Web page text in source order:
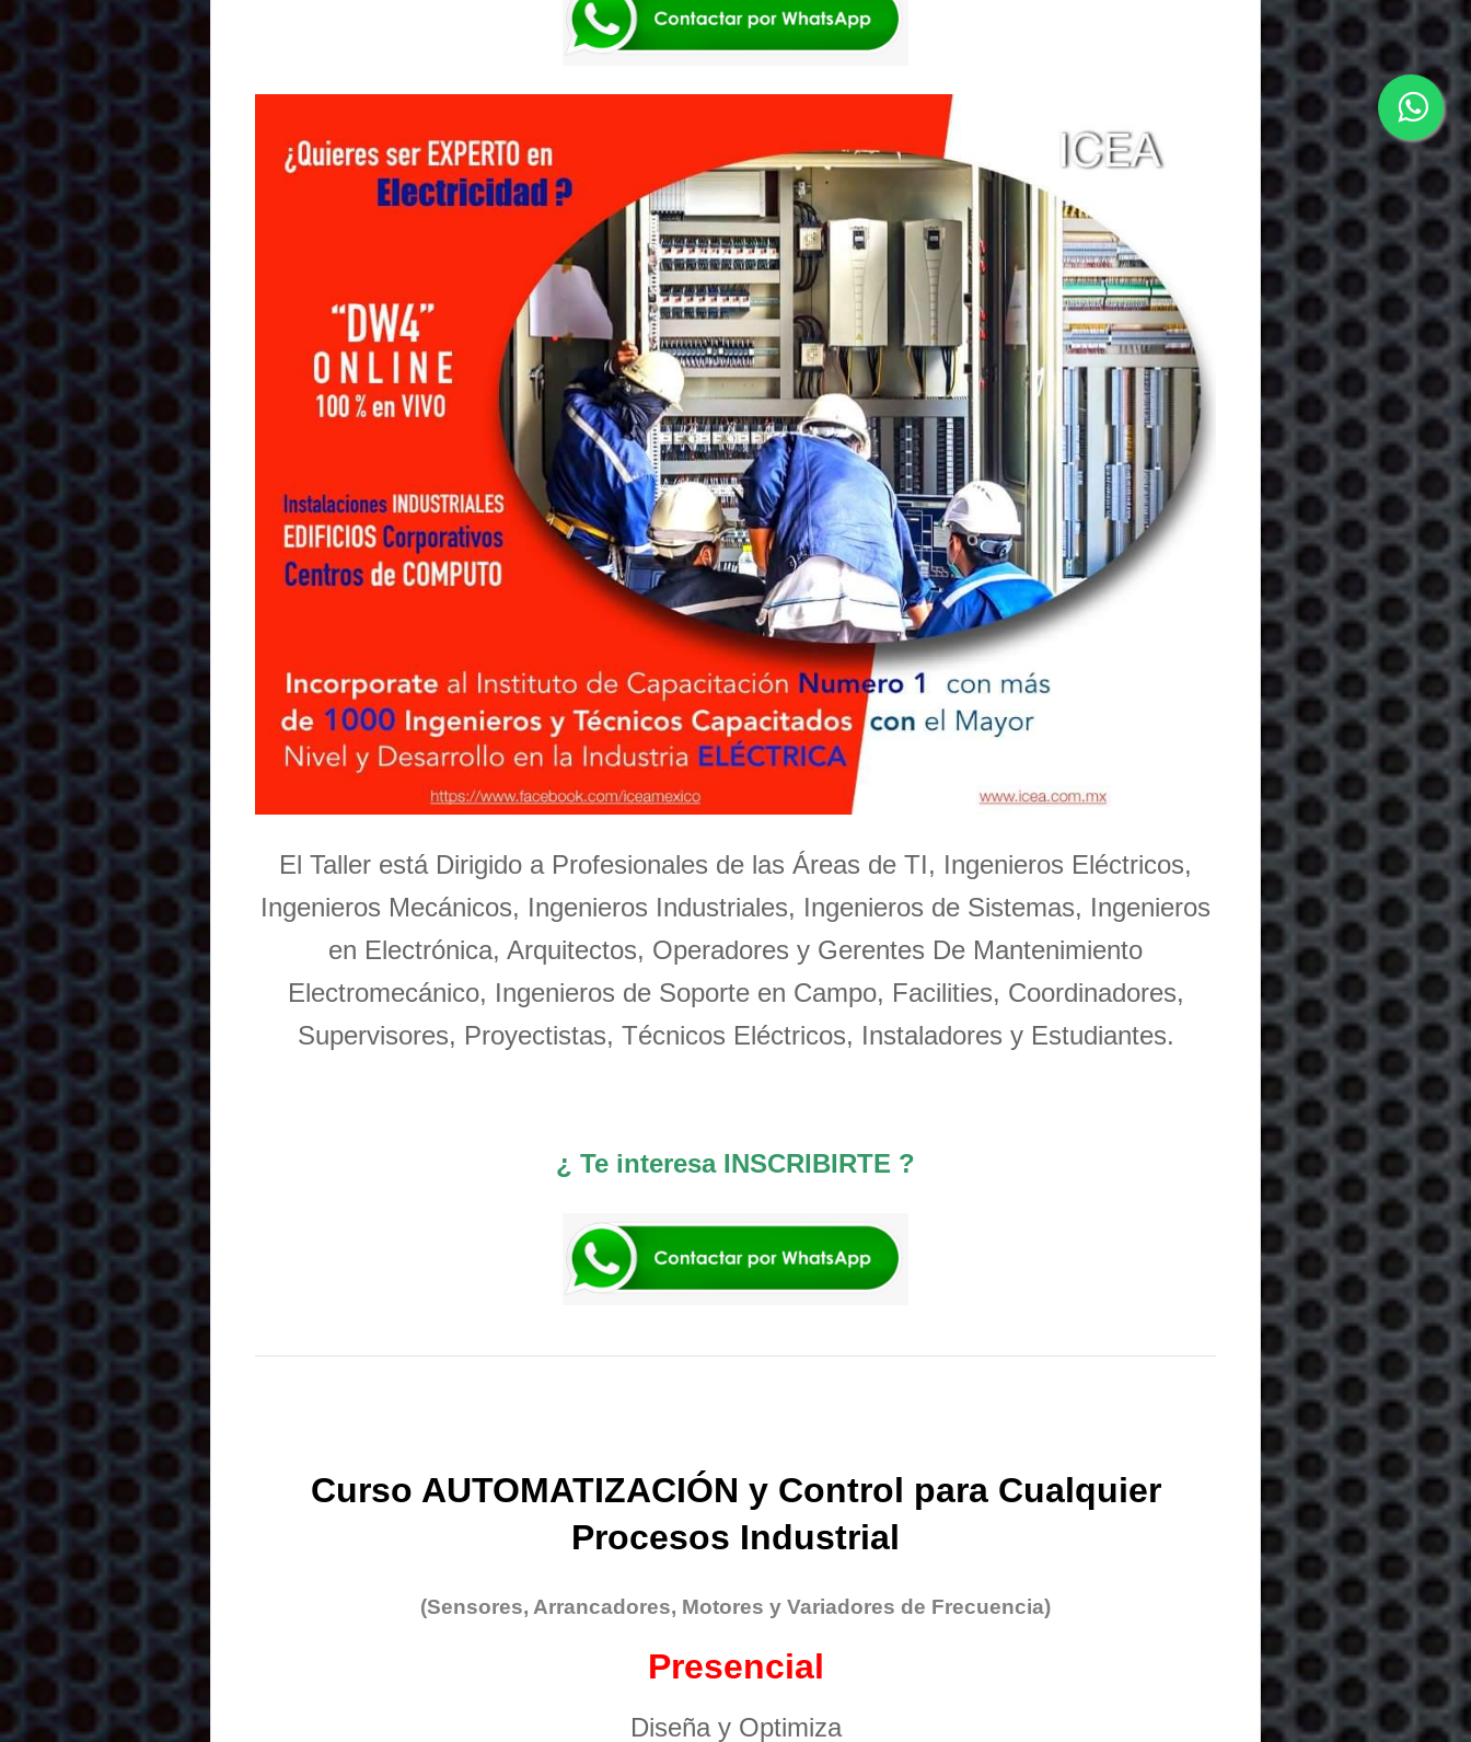
El Taller está Dirigido a Profesionales de las Áreas de TI, Ingenieros Eléctricos,
Ingenieros Mecánicos, Ingenieros Industriales, Ingenieros de Sistemas, Ingenieros
en Electrónica, Arquitectos, Operadores y Gerentes De Mantenimiento
Electromecánico, Ingenieros de Soporte en Campo, Facilities, Coordinadores,
Supervisores, Proyectistas, Técnicos Eléctricos, Instaladores y Estudiantes.
¿ Te interesa INSCRIBIRTE ?
Curso AUTOMATIZACIÓN y Control para Cualquier
Procesos Industrial
(Sensores, Arrancadores, Motores y Variadores de Frecuencia)
Presencial
Diseña y Optimiza